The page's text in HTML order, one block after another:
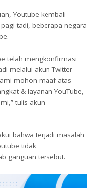
Youtube kembali
tadi, beberapa negara
telah mengkonfirmasi
melalui akun Twitter
mohon maaf atas
& layanan YouTube,
tulis akun
bahwa terjadi masalah
tidak
ganguan tersebut.